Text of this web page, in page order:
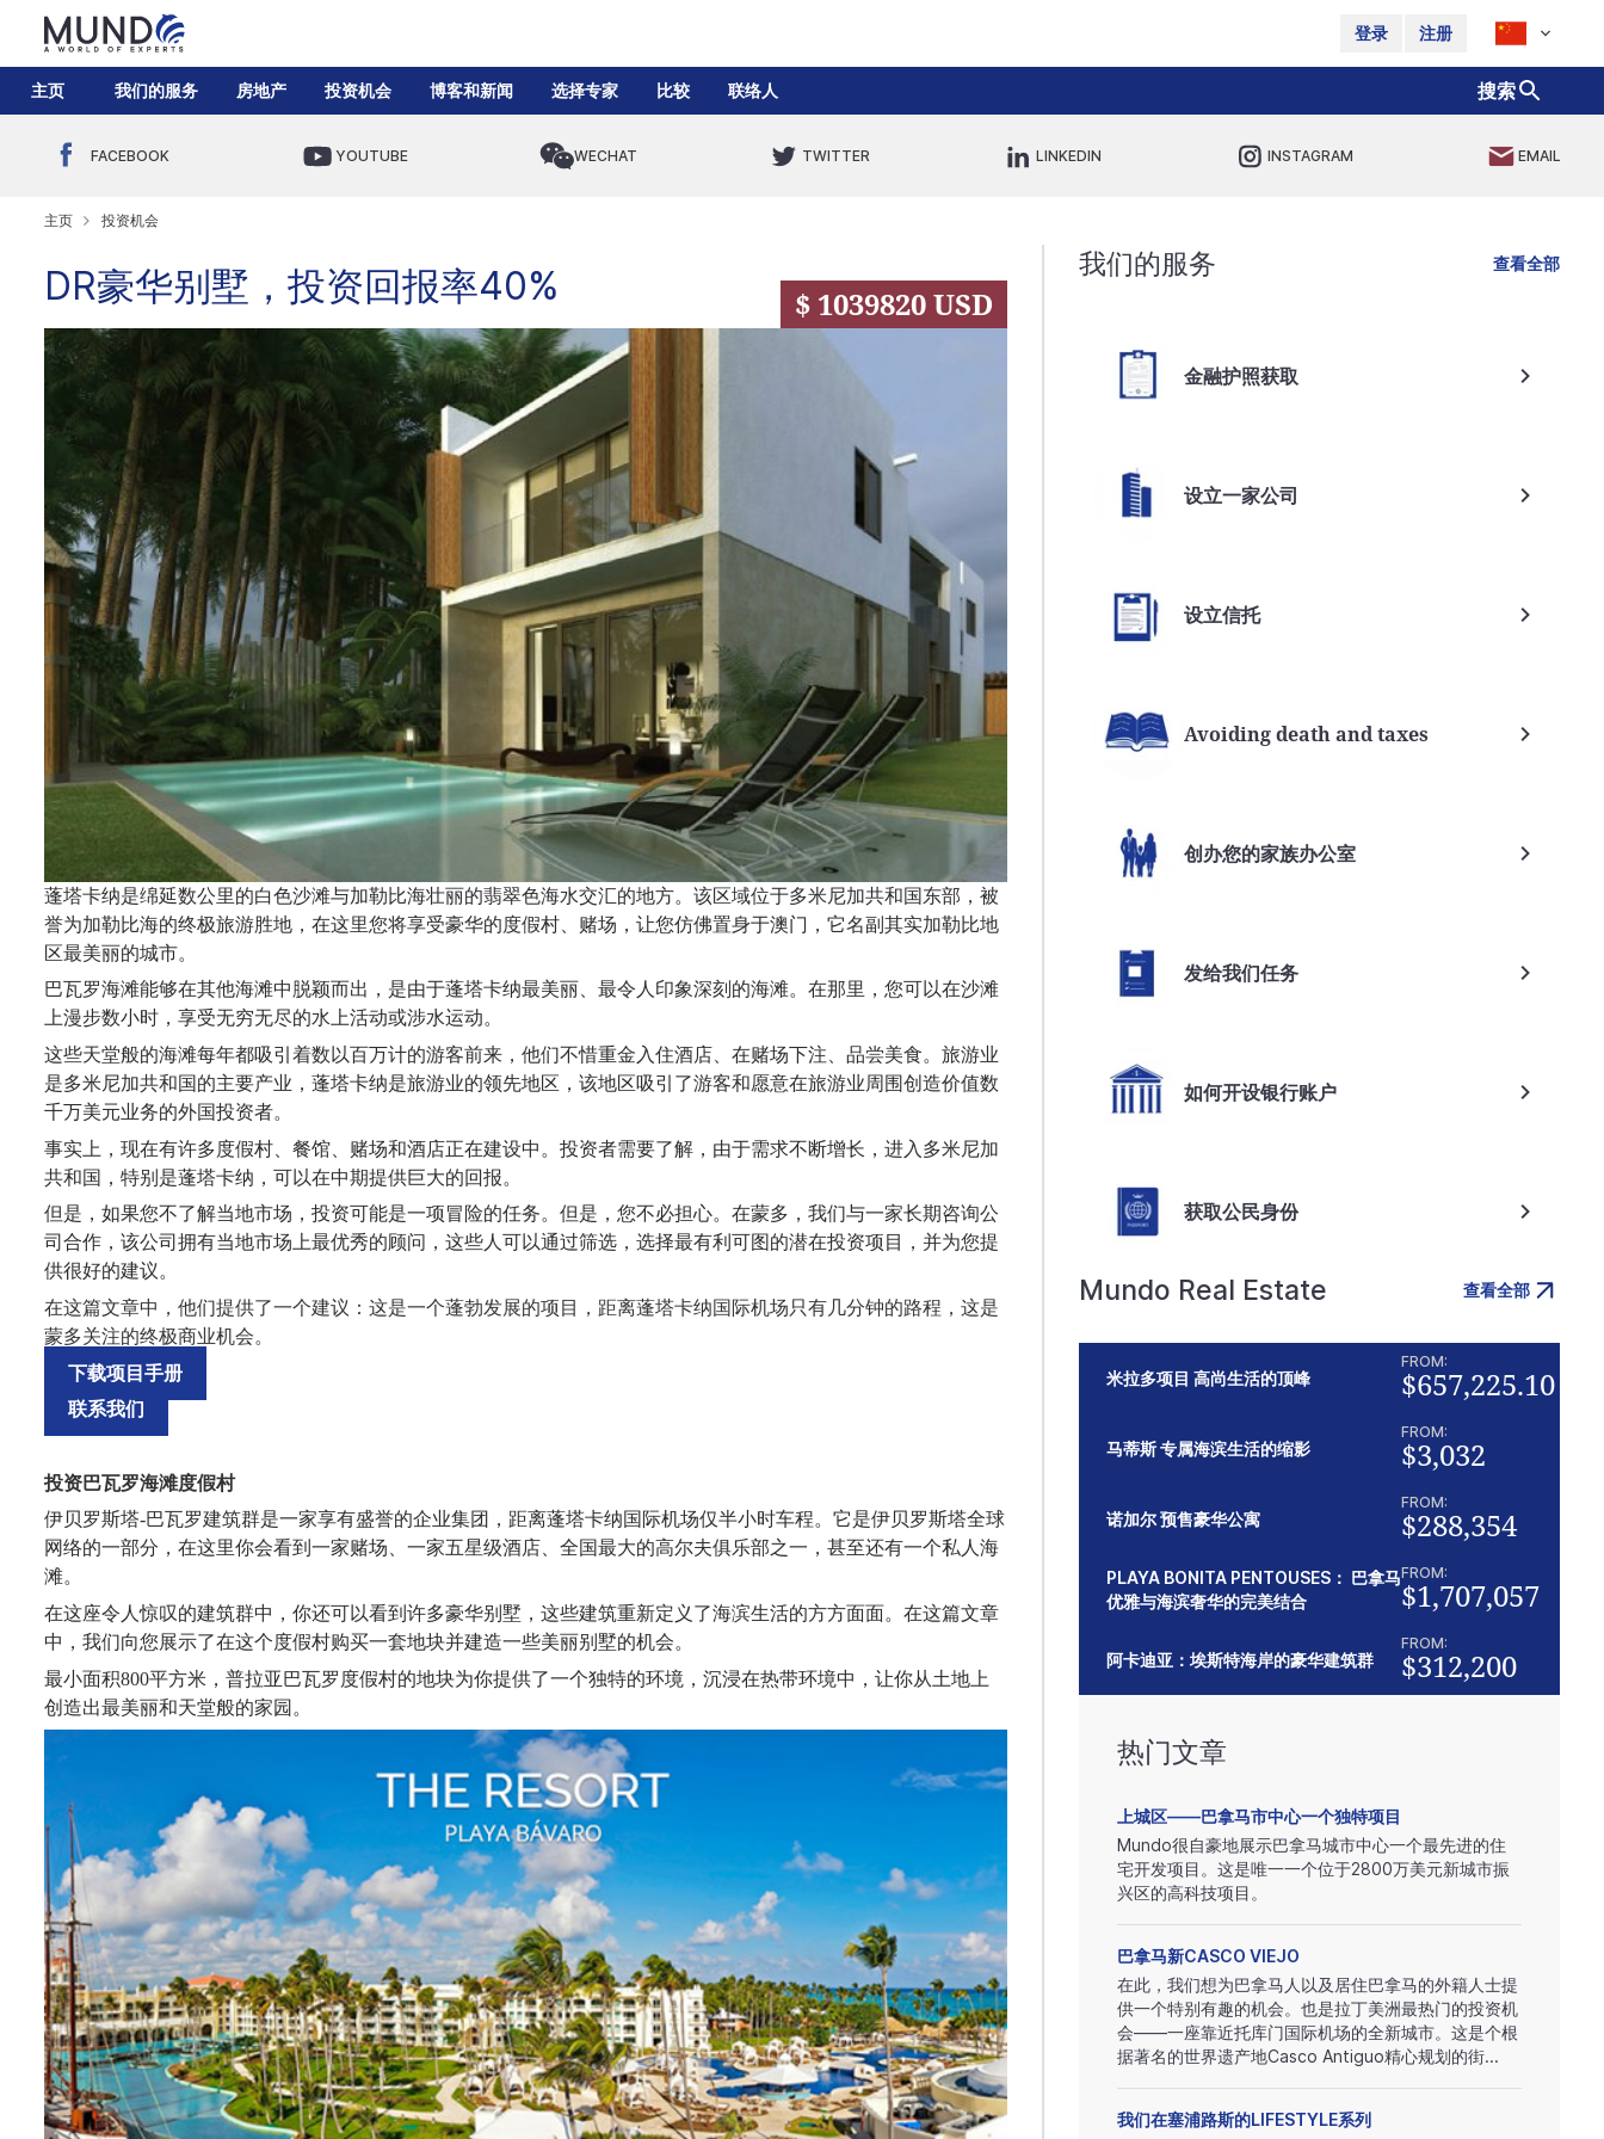
登录 注册
主页 我们的服务 房地产 投资机会 博客和新闻 选择专家 比较 联络人 搜索
FACEBOOK YOUTUBE WECHAT TWITTER LINKEDIN INSTAGRAM EMAIL
主页 投资机会
DR豪华别墅，投资回报率40% $ 1039820 USD
蓬塔卡纳是绵延数公里的白色沙滩与加勒比海壮丽的翡翠色海水交汇的地方。该区域位于多米尼加共和国东部，被
誉为加勒比海的终极旅游胜地 ，在这里您将享受豪华的度假村、赌场，让您仿佛置身于澳门 ， 它名副其实加勒比地
区最美丽的城市。
巴瓦罗海滩能够在其他海滩中脱颖而出，是由于蓬塔卡纳最美丽、最令人印象深刻的海滩。在那里，您可以在沙滩
上漫步数小时，享受无穷无尽的水上活动或涉水运动。
这些天堂般的海滩每年都吸引着数以百万计的游客前来，他们不惜重金入住酒店、在赌场下注、品尝美食。旅游业
是多米尼加共和国的主要产业，蓬塔卡纳是旅游业的领先地区，该地区吸引了游客和愿意在旅游业周围创造价值数
千万美元业务的外国投资者。
事实上，现在有许多度假村、餐馆、赌场和酒店正在建设中。投资者需要了解 ，由于需求不断增长，进入多米尼加
共和国，特别是蓬塔卡纳，可以在中期提供巨大的回报。
但是，如果您不了解当地市场，投资可能是一项冒险的任务。 但是 ， 您不必担心。在蒙多 ，我们与一家长期咨询公
司合作，该公司 拥有当地市场上最优秀的顾问，这些人可以通过筛选 ， 选择最有利可图的潜在投资项目 ， 并为您提
供很好的建议。
在这篇文章中，他们提供了一个建议： 这是一个蓬勃发展的项目，距离蓬塔卡纳国际机场只有几分钟的路程，这是
蒙多关注的终极商业机会。
下载项目手册
联系我们
投资巴瓦罗海滩度假村
伊贝罗斯塔-巴瓦罗建筑群是一家享有盛誉的企业集团，距离蓬塔卡纳国际机场仅半小时车程。它是伊贝罗斯塔全球
网络的一部分，在这里你会看到一家赌场、一家五星级酒店、全国最大的高尔夫俱乐部之一，甚至还有一个私人海
滩。
在这座令人惊叹的建筑群中，你还可以看到许多豪华别墅，这些建筑重新定义了海滨生活的方方面面。在这篇文章
中，我们向您展示了在这个度假村购买一套地块并建造一些美丽别墅的机会。
最小面积800平方米，普拉亚巴瓦罗度假村的地块为你提供了一个独特的环境，沉浸在热带环境中，让你从土地 上
创造出最美丽和天堂般的家园。
我们的服务 查看全部
金融护照获取
设立一家公司
设立信托
Avoiding death and taxes
创办您的家族办公室
发给我们任务
如何开设银行账户
获取公民身份
Mundo Real Estate 查看全部
米拉多项目 高尚生活的顶峰
FROM:
$657,225.10
马蒂斯 专属海滨生活的缩影
FROM:
$3,032
诺加尔 预售豪华公寓
FROM:
$288,354
PLAYA BONITA PENTOUSES： 巴拿马
优雅与海滨奢华的完美结合
FROM:
$1,707,057
阿卡迪亚：埃斯特海岸的豪华建筑群
FROM:
$312,200
热门文章
上城区——巴拿马市中心一个独特项目
Mundo很自豪地展示巴拿马城市中心一个最先进的住
宅开发项目。这是唯一一个位于2800万美元新城市振
兴区的高科技项目。
巴拿马新CASCO VIEJO
在此，我们想为巴拿马人以及居住巴拿马的外籍人士提
供一个特别有趣的机会。也是拉丁美洲最热门的投资机
会——一座靠近托库门国际机场的全新城市。这是个根
据著名的世界遗产地Casco Antiguo精心规划的街...
我们在塞浦路斯的LIFESTYLE系列